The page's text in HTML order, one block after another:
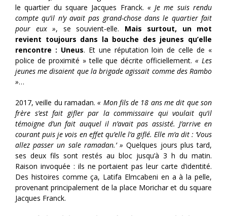
le quartier du square Jacques Franck. « Je me suis rendu
compte qu’il n’y avait pas grand-chose dans le quartier fait
pour eux », se souvient-elle. Mais surtout, un mot
revient toujours dans la bouche des jeunes qu’elle
rencontre : Uneus. Et une réputation loin de celle de «
police de proximité » telle que décrite officiellement.« Les
jeunes me disaient que la brigade agissait comme des Rambo
»…
2017, veille du ramadan.« Mon fils de 18 ans me dit que son
frère s’est fait gifler par la commissaire qui voulait qu’il
témoigne d’un fait auquel il n’avait pas assisté. J’arrive en
courant puis je vois en effet qu’elle l’a giflé. Elle m’a dit : ‘Vous
allez passer un sale ramadan.’ »Quelques jours plus tard,
ses deux fils sont restés au bloc jusqu’à 3 h du matin.
Raison invoquée : ils ne portaient pas leur carte d’identité.
Des histoires comme ça, Latifa Elmcabeni en a à la pelle,
provenant principalement de la place Morichar et du square
Jacques Franck.